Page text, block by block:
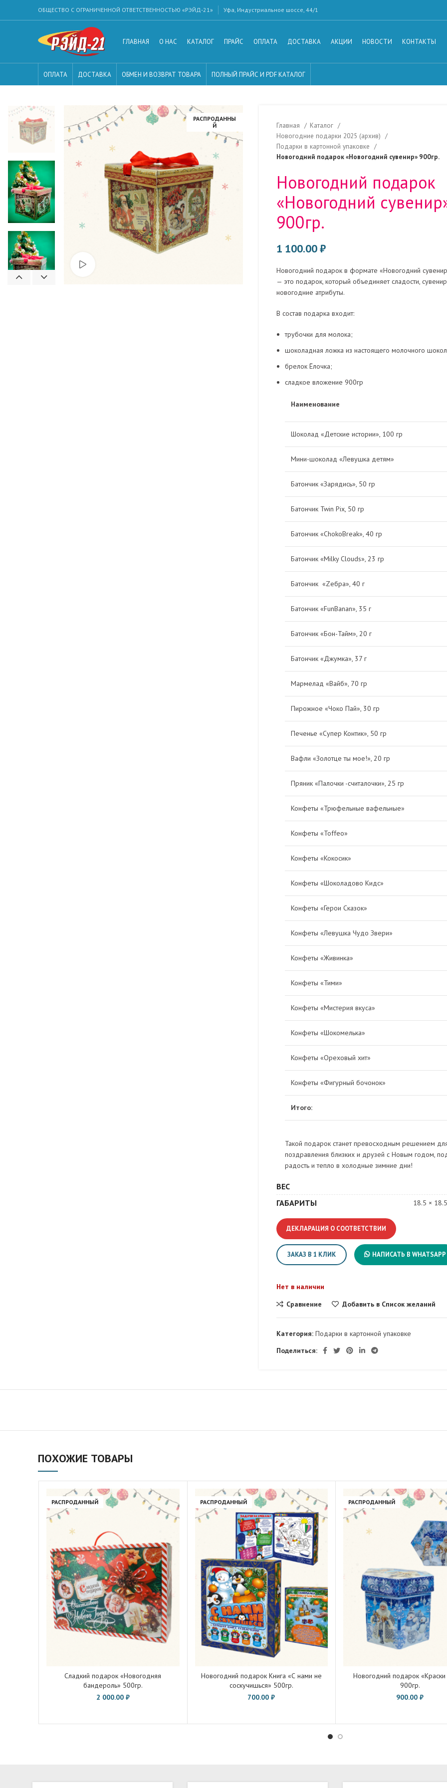
ОБЩЕСТВО С ОГРАНИЧЕННОЙ ОТВЕТСТВЕННОСТЬЮ «РЭЙД-21» Уфа, Индустриальное шоссе, 44/1
ГЛАВНАЯ О НАС КАТАЛОГ ПРАЙС ОПЛАТА ДОСТАВКА АКЦИИ НОВОСТИ КОНТАКТЫ
ОПЛАТА ДОСТАВКА ОБМЕН И ВОЗВРАТ ТОВАРА ПОЛНЫЙ ПРАЙС И PDF КАТАЛОГ
РАСПРОДАННЫ
Й
Главная
Каталог
Новогодние подарки 2025 (архив)
Подарки в картонной упаковке
Новогодний подарок «Новогодний сувенир» 900гр.
Новогодний подарок
«Новогодний
900гр.
1 100.00₽
Новогодний подарок в формате «Новогодний
— это подарок, который объединяет сладости,
новогодние атрибуты.
В состав подарка входит:
трубочки для молока;
шоколадная ложка из настоящего молочного
брелок Ёлочка;
сладкое вложение 900гр
Наименование
Шоколад «Детские истории», 100 гр
Мини-шоколад «Левушка детям»
Батончик «Зарядись», 50 гр
Батончик Twin Pix, 50 гр
Батончик «ChokoBreak», 40 гр
Батончик «Milky Clouds», 23 гр
Батончик «Zебра», 40 г
Батончик «FunBanan», 35 г
Батончик «Бон-Тайм», 20 г
Батончик «Джумка», 37 г
Мармелад «Вайб», 70 гр
Пирожное «Чоко Пай», 30 гр
Печенье «Супер Контик», 50 гр
Вафли «Золотце ты мое!», 20 гр
Пряник «Палочки -считалочки», 25 гр
Конфеты «Трюфельные вафельные»
Конфеты «Toffeo»
Конфеты «Кокосик»
Конфеты «Шоколадово Кидс»
Конфеты «Герои Сказок»
Конфеты «Левушка Чудо Звери»
Конфеты «Живинка»
Конфеты «Тими»
Конфеты «Мистерия вкуса»
Конфеты «Шокомелька»
Конфеты «Ореховый хит»
Конфеты «Фигурный бочонок»
Итого:
Такой подарок станет превосходным решением
поздравления близких и друзей с Новым годом,
радость и тепло в холодные зимние дни!
ВЕС
ГАБАРИТЫ 18.5 ×
ДЕКЛАРАЦИЯ О СООТВЕТСТВИИ
ЗАКАЗ В 1 КЛИК НАПИСАТЬ В WHATSAPP
Нет в наличии
Сравнение
Добавить в Список желаний
Категория: Подарки в картонной упаковке
Поделиться:
ПОХОЖИЕ ТОВАРЫ
РАСПРОДАННЫЙ
Сладкий подарок «Новогодняя
бандероль» 500гр.
2 000.00 ₽
РАСПРОДАННЫЙ
Новогодний подарок Книга «С нами не
соскучишься» 500гр.
700.00₽
РАСПРОДАННЫЙ
Новогодний подарок
900гр.
900.00₽